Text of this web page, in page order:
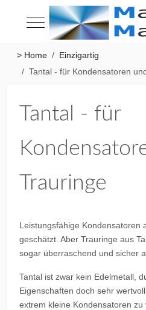
Mobile Menu Toggle
> Home
Einzigartig
Tantal - für Kondensatoren
Tantal - für
Trauringe
Leistungsfähige Kondensatoren
geschätzt. Aber Trauringe aus
sogar überraschend und sicher
Tantal ist zwar kein Edelmetall,
Eigenschaften doch sehr
extrem kleine Kondensatoren